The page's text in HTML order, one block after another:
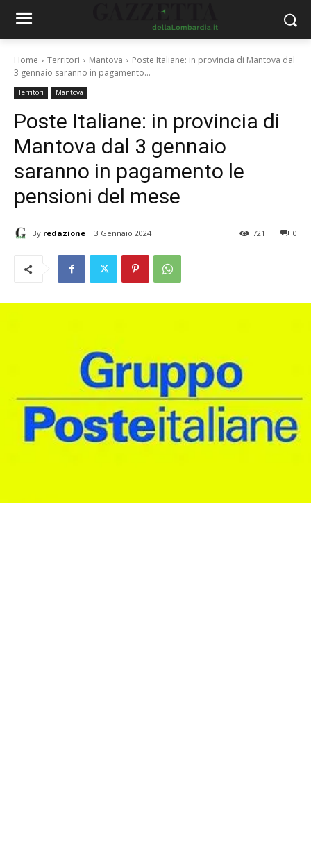
Home Territori Mantova
Poste Italiane: in provincia di Mantova dal
3 gennaio saranno in pagamento...
Territori Mantova
Poste Italiane: in provincia di
Mantova dal 3 gennaio
saranno in pagamento le
pensioni del mese
By redazione 3 Gennaio 2024 0
721